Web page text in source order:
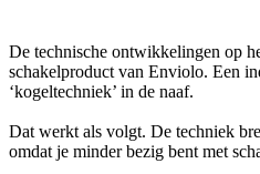
De technische ontwikkelingen op
schakelproduct van Enviolo. Een
‘kogeltechniek’ in de naaf.
Dat werkt als volgt. De techniek
omdat je minder bezig bent met